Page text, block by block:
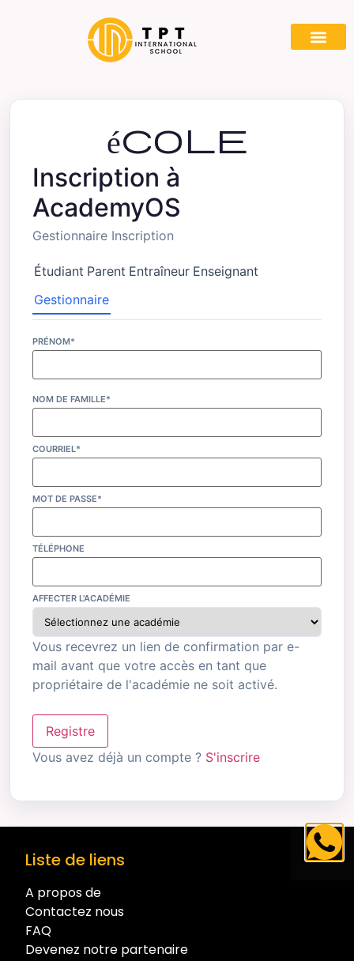
école
Inscription à
AcademyOS
Gestionnaire Inscription
Étudiant Parent Entraîneur Enseignant
Gestionnaire
PRÉNOM*
NOM DE FAMILLE*
COURRIEL*
MOT DE PASSE*
TÉLÉPHONE
AFFECTER L'ACADÉMIE
Vous recevrez un lien de confirmation par e-
mail avant que votre accès en tant que
propriétaire de l'académie ne soit activé.
Registre
Vous avez déjà un compte ? S'inscrire
Liste de liens
A propos de
Contactez nous
FAQ
Devenez notre partenaire